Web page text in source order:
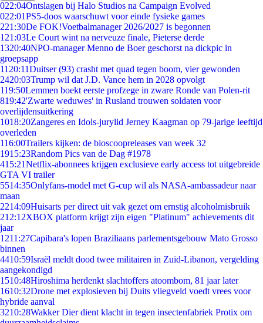
022:04Ontslagen bij Halo Studios na Campaign Evolved
022:01PS5-doos waarschuwt voor einde fysieke games
221:30De FOK!Voetbalmanager 2026/2027 is begonnen
1 21:03Le Court wint na nerveuze finale, Pieterse derde
1320:40NPO-manager Menno de Boer geschorst na dickpic in
groepsapp
11 20:11Duitser (93) crasht met quad tegen boom, vier gewonden
2420:03Trump wil dat J.D. Vance hem in 2028 opvolgt
119:50Lemmen boekt eerste profzege in zware Ronde van Polen-rit
819:42'Zwarte weduwes' in Rusland trouwen soldaten voor
overlijdensuitkering
1018:20Zangeres en Idols-jurylid Jerney Kaagman op 79-jarige leeftijd
overleden
116:00Trailers kijken: de bioscoopreleases van week 32
1915:23Random Pics van de Dag #1978
415:21Netflix-abonnees krijgen exclusieve early access tot uitgebreide
GTA VI trailer
5514:35Onlyfans-model met G-cup wil als NASA-ambassadeur naar
maan
2214:09Huisarts per direct uit vak gezet om ernstig alcoholmisbruik
212:12XBOX platform krijgt zijn eigen "Platinum" achievements dit
jaar
1211:27Capibara's lopen Braziliaans parlementsgebouw Mato Grosso
binnen
4410:59Israël meldt dood twee militairen in Zuid-Libanon, vergelding
aangekondigd
1510:48Hiroshima herdenkt slachtoffers atoombom, 81 jaar later
1610:32Drone met explosieven bij Duits vliegveld voedt vrees voor
hybride aanval
3210:28Wakker Dier dient klacht in tegen insectenfabriek Protix om